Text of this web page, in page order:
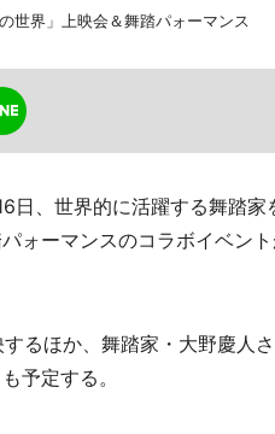
世界」上映会＆舞踏パォーマンス
、世界的に活躍する舞踏家
ォーマンスのコラボイベン
るほか、舞踏家・大野慶人さ
予定する。